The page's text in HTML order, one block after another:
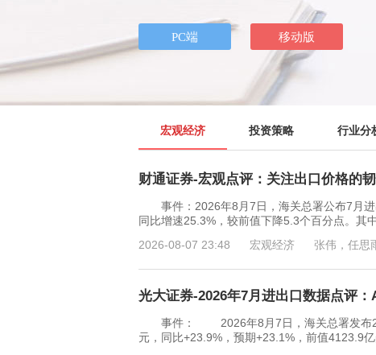
宏观经济 投资策略 行业分
财通证券-宏观点评：关注出口价格的
事件：2026年8月7日，海关总署公布7月进
同比增速25.3%，较前值下降5.3个百分点。其
2026-08-07 23:48
宏观经济 张伟，任思
光大证券-2026年7月进出口数据点评
事件： 2026年8月7日，海关总署发布
元，同比+23.9%，预期+23.1%，前值